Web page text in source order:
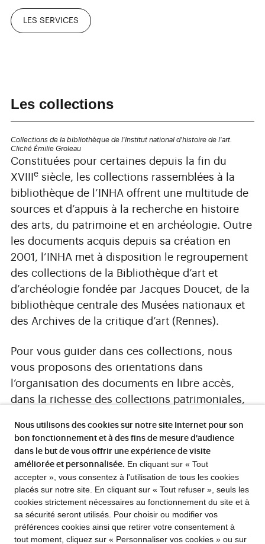
FLASH INFO !
LES SERVICES
Les collections
Collections de la bibliothèque de l'Institut national d'histoire de l'art.
Cliché Émilie Groleau
Constituées pour certaines depuis la fin du
XVIII
esiècle, les collections rassemblées à la
bibliothèque de l’INHA offrent une multitude de
sources et d’appuis à la recherche en histoire
des arts, du patrimoine et en archéologie. Outre
les documents acquis depuis sa création en
2001, l’INHA met à disposition le regroupement
des collections de la Bibliothèque d’art et
d’archéologie fondée par Jacques Doucet, de la
bibliothèque centrale des Musées nationaux et
des Archives de la critique d’art (Rennes).
Pour vous guider dans ces collections, nous
vous proposons des orientations dans
‘organisation des documents en libre accès,
dans la richesse des collections patrimoniales,
LES COLLECTIONS DE LA BIBLIOTHÈQUE
Guides de recherche
Nous utilisons des cookies sur notre site Internet pour son
bon fonctionnement et à des fins de mesure d'audience
dans le but de vous offrir une expérience de visite
améliorée et personnalisée. En cliquant sur « Tout
accepter », vous consentez à l'utilisation de tous les cookies
placés sur notre site. En cliquant sur « Tout refuser », seuls les
cookies strictement nécessaires au fonctionnement du site et à
sa sécurité seront utilisés. Pour choisir ou modifier vos
préférences cookies ainsi que retirer votre consentement à
tout moment, cliquez sur « Personnaliser vos cookies » ou sur